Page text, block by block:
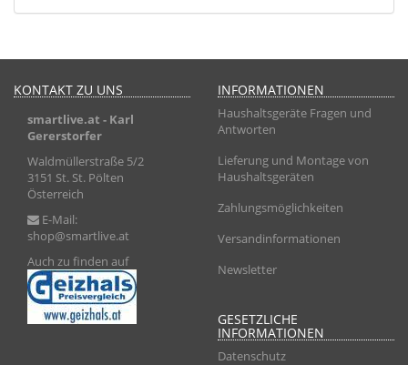
KONTAKT ZU UNS
smartlive.at - Karl
Gererstorfer
Waldmüllerstraße 5/2
3151 St. St. Pölten
Österreich
E-Mail:
shop@smartlive.at
Auch zu finden auf
INFORMATIONEN
Haushaltsgeräte Fragen und
Antworten
Lieferung und Montage von
Haushaltsgeräten
Zahlungsmöglichkeiten
Versandinformationen
Newsletter
GESETZLICHE
INFORMATIONEN
Datenschutz